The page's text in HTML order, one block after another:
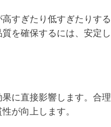
すぎたり低すぎたりす
を確保するには、安定
に直接影響します。合
が向上します。